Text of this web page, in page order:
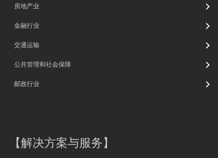
房地产业
金融行业
交通运输
公共管理和社会保障
邮政行业
【解决方案与服务】